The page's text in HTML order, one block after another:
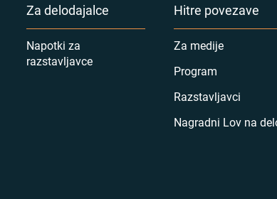
Za delodajalce
Napotki za
razstavljavce
Hitre povezave
Za medije
Program
Razstavljavci
Nagradni Lov na